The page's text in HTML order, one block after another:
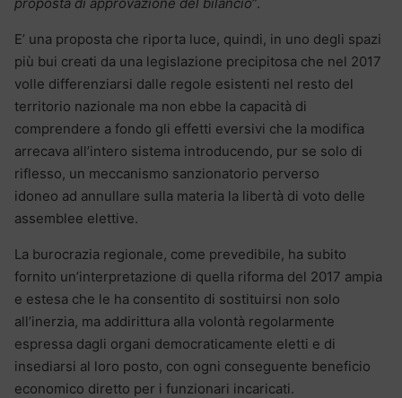
E’ una proposta che riporta luce, quindi, in uno degli spazi
più bui creati da una legislazione precipitosa che nel 2017
volle differenziarsi dalle regole esistenti nel resto del
territorio nazionale ma non ebbe la capacità di
comprendere a fondo gli effetti eversivi che la modifica
arrecava all’intero sistema introducendo, pur se solo di
riflesso, un meccanismo sanzionatorio perverso
idoneo ad annullare sulla materia la libertà di voto delle
assemblee elettive.
La burocrazia regionale, come prevedibile, ha subito
fornito un’interpretazione di quella riforma del 2017 ampia
e estesa che le ha consentito di sostituirsi non solo
all’inerzia, ma addirittura alla volontà regolarmente
espressa dagli organi democraticamente eletti e di
insediarsi al loro posto, con ogni conseguente beneficio
economico diretto per i funzionari incaricati.